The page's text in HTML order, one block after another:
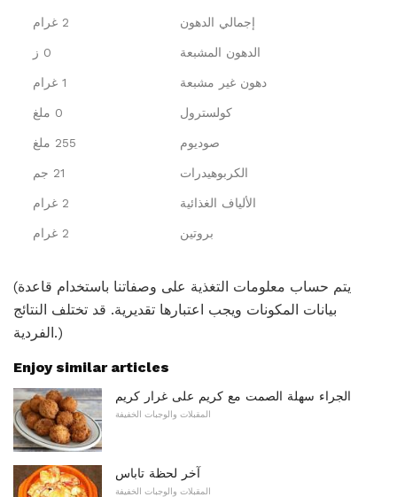
إجمالي الدهون 2 غرام
الدهون المشبعة 0 ز
دهون غير مشبعة 1 غرام
كولسترول 0 ملغ
صوديوم 255 ملغ
الكربوهيدرات 21 جم
الألياف الغذائية 2 غرام
بروتين 2 غرام
(يتم حساب معلومات التغذية على وصفاتنا باستخدام قاعدة
بيانات المكونات ويجب اعتبارها تقديرية. قد تختلف النتائج
الفردية.)
Enjoy similar articles
الجراء سهلة الصمت مع كريم على غرار كريم
المقبلات والوجبات الخفيفة
آخر لحظة تاباس
المقبلات والوجبات الخفيفة